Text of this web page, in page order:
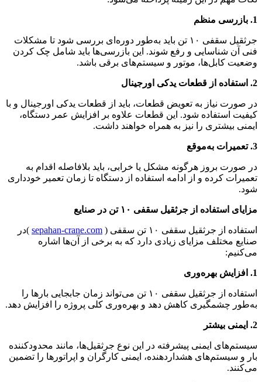
1. بازرسی منظم
جرثقیل سقفی ۱۰ تن باید به‌طور دوره‌ای بررسی شود تا مشکلات
فنی آن شناسایی و رفع شوند. این بازرسی‌ها باید شامل چک کردن
وضعیت کابل‌ها، موتور و سیستم‌های برقی باشد.
2. استفاده از قطعات یدکی اورجینال
در صورت نیاز به تعویض قطعات، باید از قطعات یدکی اورجینال و با
کیفیت استفاده شود. این قطعات علاوه بر افزایش عمر دستگاه،
ایمنی بیشتری را نیز به همراه خواهند داشت.
3. تعمیرات به‌موقع
در صورت بروز هرگونه مشکل یا خرابی، باید بلافاصله اقدام به
تعمیرات کرده و از ادامه استفاده از دستگاه تا زمان تعمیر خودداری
شود.
مزایای استفاده از جرثقیل سقفی ۱۰ تن در صنایع
استفاده از جرثقیل سقفی ۱۰ تن سقفی ( sepahan-crane.com )در
صنایع مختلف مزایای زیادی دارد که به برخی از آن‌ها اشاره
می‌کنیم:
1. افزایش بهره‌وری
استفاده از جرثقیل سقفی ۱۰ تن می‌تواند زمان جابجایی بارها را
به‌طور چشمگیری کاهش دهد و بهره‌وری کلی پروژه را افزایش دهد.
2. ایمنی بیشتر
سیستم‌های ایمنی پیشرفته در این نوع جرثقیل‌ها، مانند محدودکننده
بار و سیستم‌های هشداردهنده، ایمنی کارگران و اپراتورها را تضمین
می‌کنند.